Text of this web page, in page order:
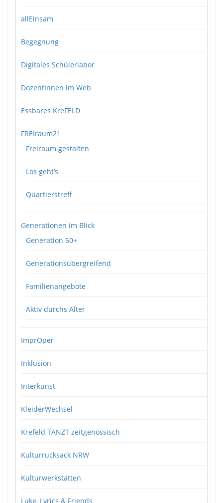
allEinsam
Begegnung
Digitales Schülerlabor
DozentInnen im Web
Essbares KreFELD
FREIraum21
Freiraum gestalten
Los geht’s
Quartierstreff
Generationen im Blick
Generation 50+
Generationsübergreifend
Familienangebote
Aktiv durchs Alter
ImprOper
Inklusion
Interkunst
KleiderWechsel
Krefeld TANZT zeitgenössisch
Kulturrucksack NRW
Kulturwerkstätten
Luke, Lyrics & Friends